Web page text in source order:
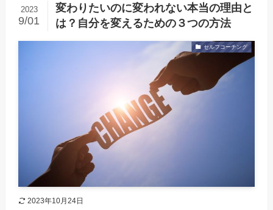
変わりたいのに変われない本当の理由と
は？自分を変えるための３つの方法
2023
9/01
セルフコーチング
2023年10月24日